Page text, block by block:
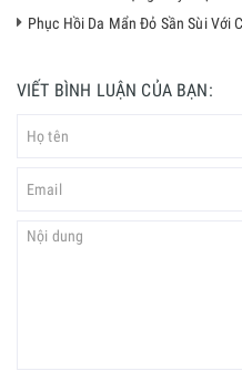
Phục Hồi Da Mẩn Đỏ Sần Sùi Với
VIẾT BÌNH LUẬN CỦA BẠN: